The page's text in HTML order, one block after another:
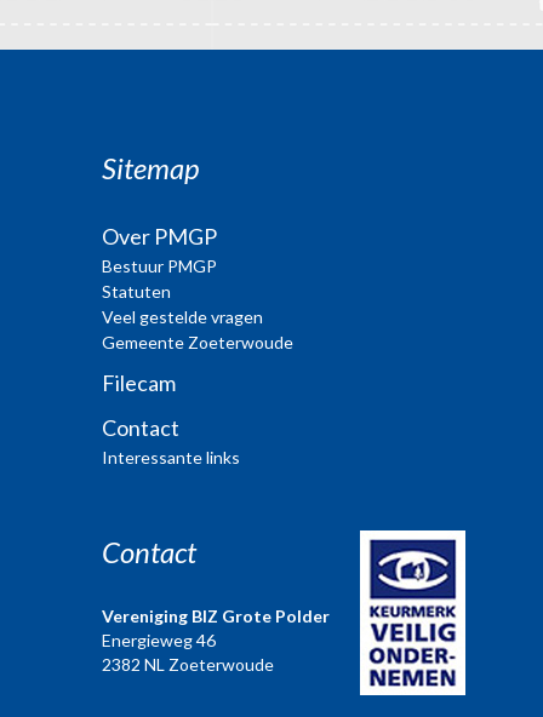
Sitemap
Over PMGP
Bestuur PMGP
Statuten
Veel gestelde vragen
Gemeente Zoeterwoude
Filecam
Contact
Interessante links
Contact
Vereniging BIZ Grote Polder
Energieweg 46
2382 NL Zoeterwoude